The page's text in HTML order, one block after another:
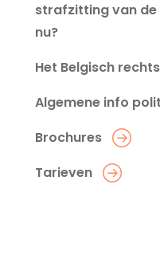
strafzitting van
nu?
Het Belgisch
Algemene info
Brochures
Tarieven